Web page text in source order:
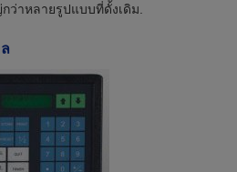
ว่าหลายรูปแบบที่ดั้งเดิม.